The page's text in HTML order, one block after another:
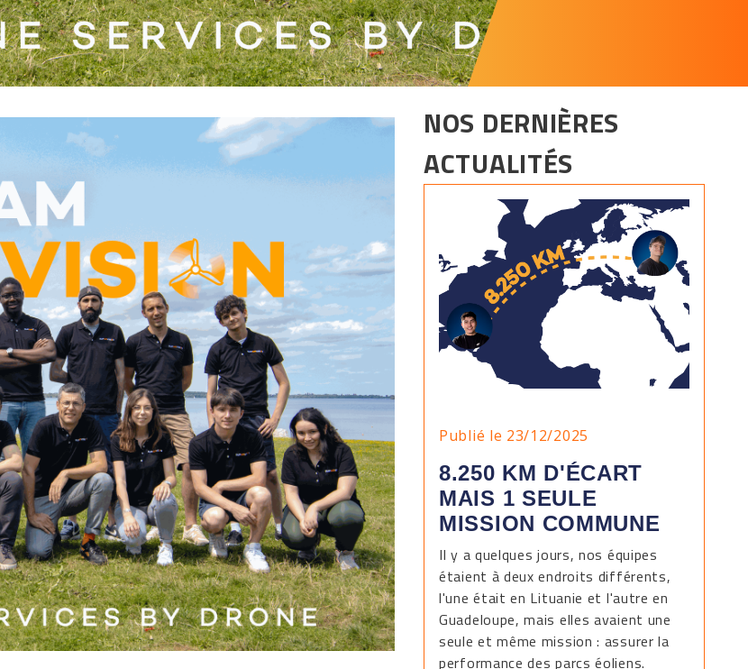
NOS DERNIÈRES
ACTUALITÉS
Publié le 23/12/2025
8.250 KM D'ÉCART
MAIS 1 SEULE
MISSION COMMUNE
Il y a quelques jours, nos équipes
étaient à deux endroits différents,
l'une était en Lituanie et l'autre en
Guadeloupe, mais elles avaient une
seule et même mission : assurer la
performance des parcs éoliens.